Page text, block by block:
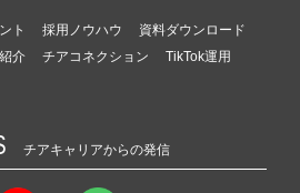
ト 採用ノウハウ
資料ダウンロード
介 チアコネクション
TikTok運用
チアキャリアからの発信